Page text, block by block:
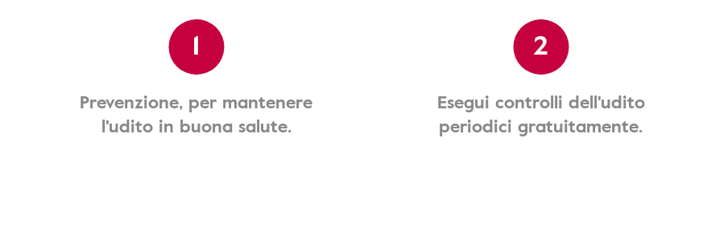
1
Prevenzione, per mantenere
l'udito in buona salute.
2
Esegui controlli dell'udito
periodici gratuitamente.